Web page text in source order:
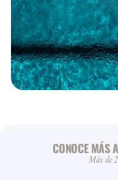
CONOCE MÁS
Más de